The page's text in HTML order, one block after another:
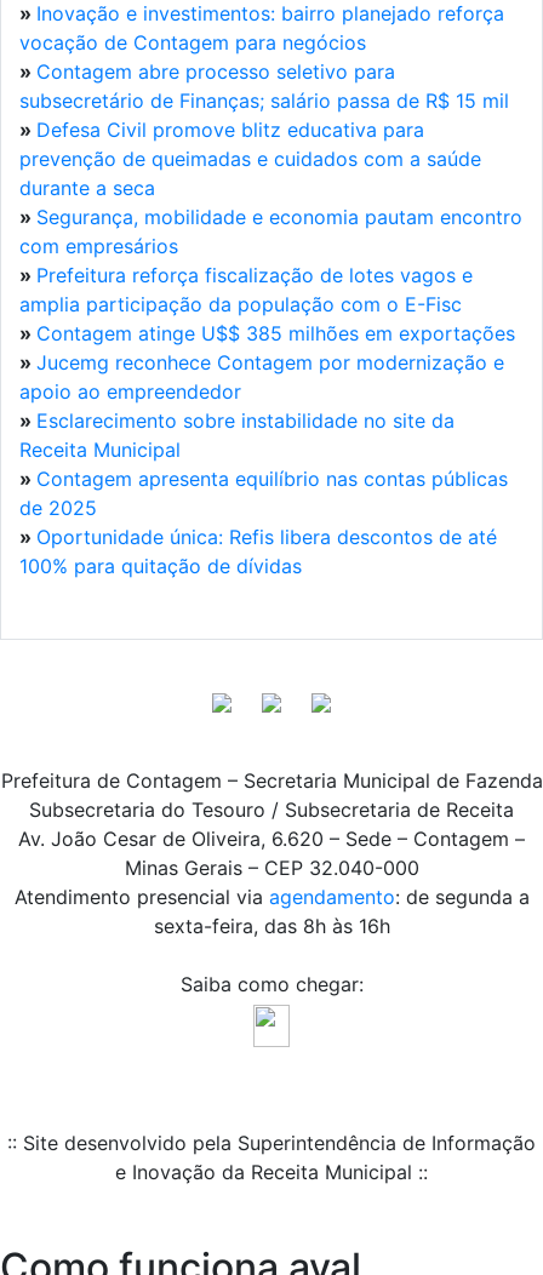
» Inovação e investimentos: bairro planejado reforça
vocação de Contagem para negócios
» Contagem abre processo seletivo para
subsecretário de Finanças; salário passa de R$ 15 mil
» Defesa Civil promove blitz educativa para
prevenção de queimadas e cuidados com a saúde
durante a seca
» Segurança, mobilidade e economia pautam encontro
com empresários
» Prefeitura reforça fiscalização de lotes vagos e
amplia participação da população com o E-Fisc
» Contagem atinge U$$ 385 milhões em exportações
» Jucemg reconhece Contagem por modernização e
apoio ao empreendedor
» Esclarecimento sobre instabilidade no site da
Receita Municipal
» Contagem apresenta equilíbrio nas contas públicas
de 2025
» Oportunidade única: Refis libera descontos de até
100% para quitação de dívidas
Prefeitura de Contagem – Secretaria Municipal de Fazenda
Subsecretaria do Tesouro / Subsecretaria de Receita
Av. João Cesar de Oliveira, 6.620 – Sede – Contagem –
Minas Gerais – CEP 32.040-000
Atendimento presencial via agendamento: de segunda a
sexta-feira, das 8h às 16h
Saiba como chegar:
:: Site desenvolvido pela Superintendência de Informação
e Inovação da Receita Municipal ::